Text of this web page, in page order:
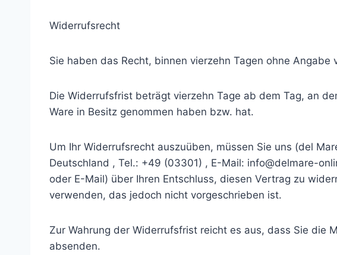
Widerrufsrecht
Sie haben das Recht, binnen vierzehn Tagen ohne
Die Widerrufsfrist beträgt vierzehn Tage ab dem Tag, an
Ware in Besitz genommen haben bzw. hat.
Um Ihr Widerrufsrecht auszuüben, müssen Sie uns (del
Deutschland , Tel.: +49 (03301) , E-Mail: info@delmare-
oder E-Mail) über Ihren Entschluss, diesen Vertrag zu
verwenden, das jedoch nicht vorgeschrieben ist.
Zur Wahrung der Widerrufsfrist reicht es aus, dass Sie
absenden.